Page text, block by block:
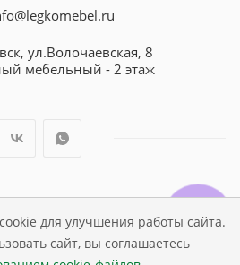
для улучшения работы сайта.
сайт, вы соглашаетесь
ул.Волочаевская, 8
мебельный - 2 этаж